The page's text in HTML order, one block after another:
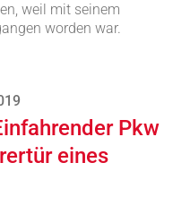
weil mit seinem
worden war.
Pkw
eines